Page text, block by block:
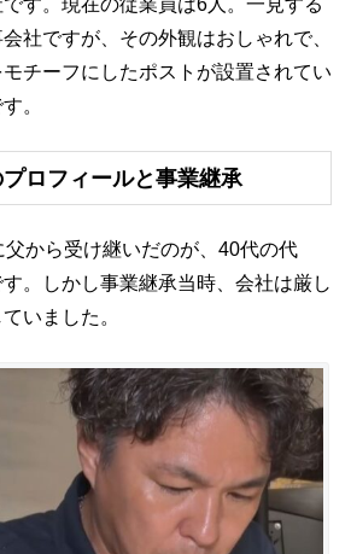
す。現在の従業員は6人。一見する
社ですが、その外観はおしゃれで、
チーフにしたポストが設置されてい
。
ロフィールと事業継承
父から受け継いだのが、40代の代
す。しかし事業継承当時、会社は厳し
いました。